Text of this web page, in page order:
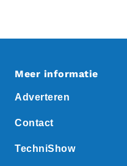
Meer informatie
Adverteren
Contact
TechniShow